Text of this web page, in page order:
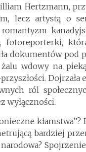
Hertzmann,
lecz artystą o
fotoreporterki,
dokumentów pod
wdowy na
ról
wyłączności.
bardziej